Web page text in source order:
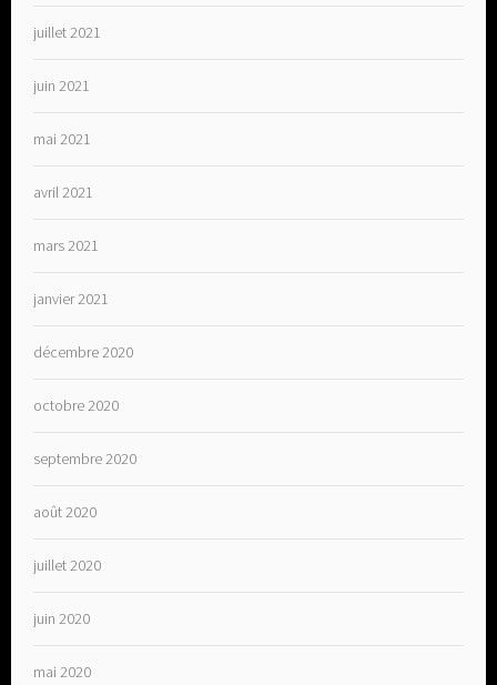
juillet 2021
juin 2021
mai 2021
avril 2021
mars 2021
janvier 2021
décembre 2020
octobre 2020
septembre 2020
août 2020
juillet 2020
juin 2020
mai 2020